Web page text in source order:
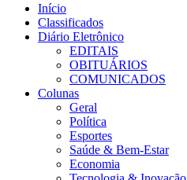
Início
Classificados
Diário Eletrônico
EDITAIS
OBITUÁRIOS
COMUNICADOS
Colunas
Geral
Política
Esportes
Saúde & Bem-Estar
Economia